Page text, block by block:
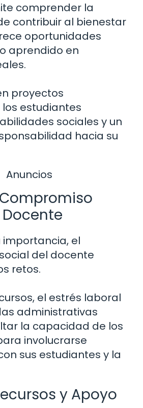
comprender la
contribuir al bienestar
oportunidades
aprendido en
proyectos
estudiantes
sociales y un
hacia su
Anuncios
importancia, el
del docente
retos.
el estrés laboral
administrativas
la capacidad de los
involucrarse
sus estudiantes y la
y Apoyo